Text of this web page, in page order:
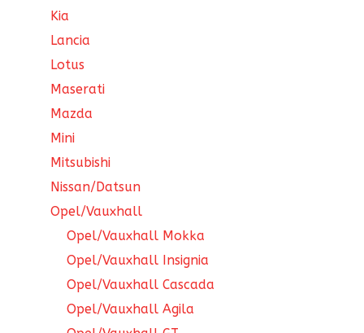
Kia
Lancia
Lotus
Maserati
Mazda
Mini
Mitsubishi
Nissan/Datsun
Opel/Vauxhall
Opel/Vauxhall Mokka
Opel/Vauxhall Insignia
Opel/Vauxhall Cascada
Opel/Vauxhall Agila